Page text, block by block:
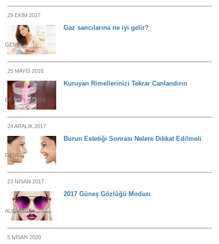
29 EKIM 2017
GENEL
Gaz sancılarına ne iyi gelir?
25 MAYIS 2016
BEAUTY HACKS
Kuruyan Rimellerinizi Tekrar Canlandırın
24 ARALIK 2017
GENEL
Burun Estetiği Sonrası Nelere Dikkat Edilmeli
23 NISAN 2017
ALIŞVERIŞ
2017 Güneş Gözlüğü Modası
5 NISAN 2020